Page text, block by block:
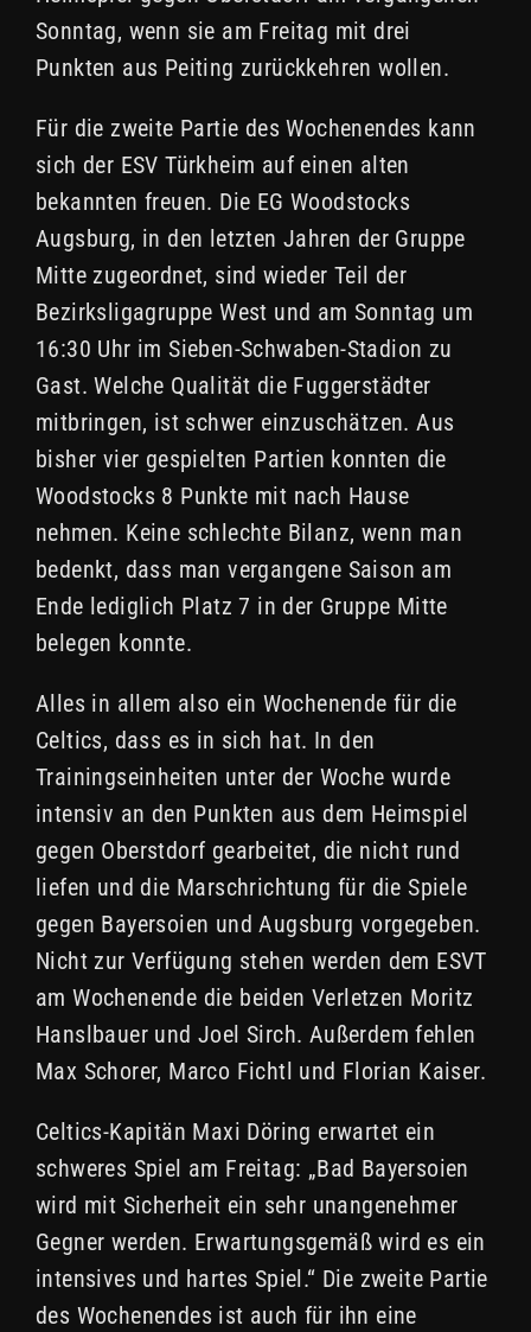
Sonntag, wenn sie am Freitag mit drei
Punkten aus Peiting zurückkehren wollen.
Für die zweite Partie des Wochenendes kann
sich der ESV Türkheim auf einen alten
bekannten freuen. Die EG Woodstocks
Augsburg, in den letzten Jahren der Gruppe
Mitte zugeordnet, sind wieder Teil der
Bezirksligagruppe West und am Sonntag um
16:30 Uhr im Sieben-Schwaben-Stadion zu
Gast. Welche Qualität die Fuggerstädter
mitbringen, ist schwer einzuschätzen. Aus
bisher vier gespielten Partien konnten die
Woodstocks 8 Punkte mit nach Hause
nehmen. Keine schlechte Bilanz, wenn man
bedenkt, dass man vergangene Saison am
Ende lediglich Platz 7 in der Gruppe Mitte
belegen konnte.
Alles in allem also ein Wochenende für die
Celtics, dass es in sich hat. In den
Trainingseinheiten unter der Woche wurde
intensiv an den Punkten aus dem Heimspiel
gegen Oberstdorf gearbeitet, die nicht rund
liefen und die Marschrichtung für die Spiele
gegen Bayersoien und Augsburg vorgegeben.
Nicht zur Verfügung stehen werden dem ESVT
am Wochenende die beiden Verletzen Moritz
Hanslbauer und Joel Sirch. Außerdem fehlen
Max Schorer, Marco Fichtl und Florian Kaiser.
Celtics-Kapitän Maxi Döring erwartet ein
schweres Spiel am Freitag: „Bad Bayersoien
wird mit Sicherheit ein sehr unangenehmer
Gegner werden. Erwartungsgemäß wird es ein
intensives und hartes Spiel.“ Die zweite Partie
des Wochenendes ist auch für ihn eine